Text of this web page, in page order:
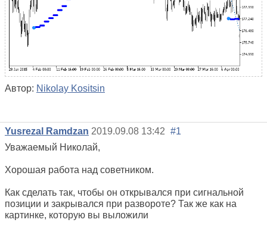
Автор: Nikolay Kositsin
Yusrezal Ramdzan 2019.09.08 13:42 #1
Уважаемый Николай,
Хорошая работа над советником.
Как сделать так, чтобы он открывался при сигнальной
позиции и закрывался при развороте? Так же как на
картинке, которую вы выложили